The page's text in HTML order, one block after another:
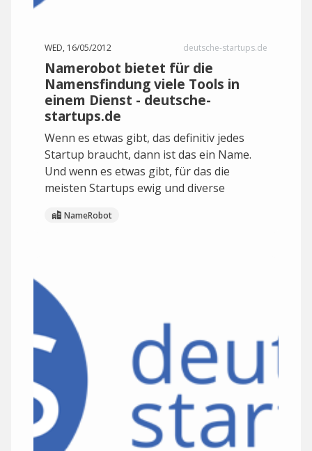
WED, 16/05/2012 deutsche-startups.de
Namerobot bietet für die
Namensfindung viele Tools in
einem Dienst - deutsche-
startups.de
Wenn es etwas gibt, das definitiv jedes
Startup braucht, dann ist das ein Name.
Und wenn es etwas gibt, für das die
meisten Startups ewig und diverse
NameRobot